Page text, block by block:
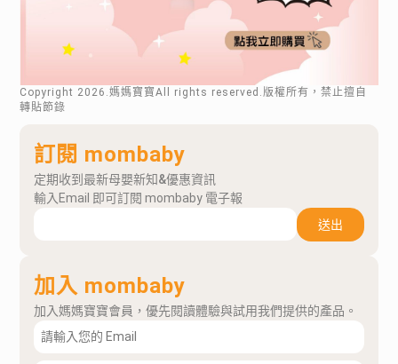
Copyright 2026 .媽媽寶寶All rights reserved.版權所有，禁止擅自
轉貼節錄
訂閱 mombaby
定期收到最新母嬰新知&優惠資訊
輸入Email 即可訂閱 mombaby 電子報
送出
加入 mombaby
加入媽媽寶寶會員，優先閱讀體驗與試用我們提供的產品。